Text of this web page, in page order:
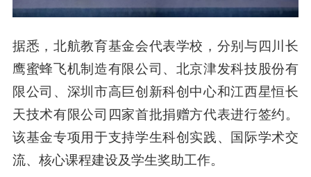
据悉，北航教育基金会代表学校，分别与四川长
鹰蜜蜂飞机制造有限公司、北京津发科技股份有
限公司、深圳市高巨创新科创中心和江西星恒长
天技术有限公司四家首批捐赠方代表进行签约。
该基金专项用于支持学生科创实践、国际学术交
流、核心课程建设及学生奖助工作。